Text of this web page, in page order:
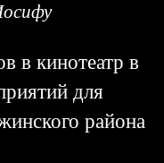
в кинотеатр в
для
района